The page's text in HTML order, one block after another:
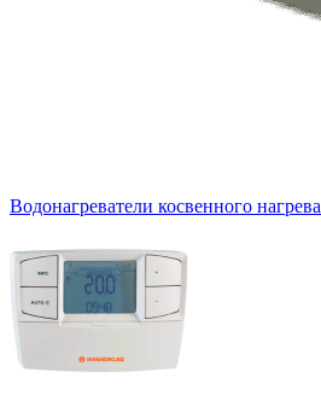
Водонагреватели косвенного нагрева